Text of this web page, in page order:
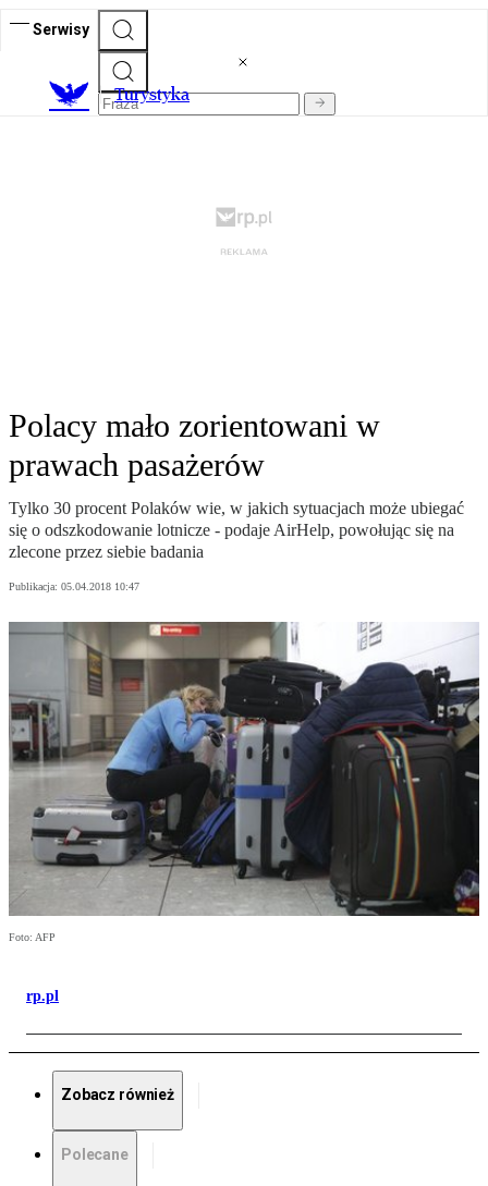
Serwisy
Turystyka
Polacy mało zorientowani w
prawach pasażerów
Tylko 30 procent Polaków wie, w jakich sytuacjach może ubiegać
się o odszkodowanie lotnicze - podaje AirHelp, powołując się na
zlecone przez siebie badania
Publikacja: 05.04.2018 10:47
Foto: AFP
rp.pl
Zobacz również
Polecane